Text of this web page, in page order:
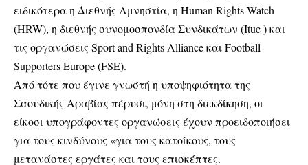
ειδικότερα η Διεθνής Αμνηστία, η Human Rights Watch
(HRW), η διεθνής συνομοσπονδία Συνδικάτων (Ituc ) και
τις οργανώσεις Sport and Rights Alliance και Football
Supporters Europe (FSE).
Από τότε που έγινε γνωστή η υποψηφιότητα της
Σαουδικής Αραβίας πέρυσι, μόνη στη διεκδίκηση, οι
είκοσι υπογράφοντες οργανώσεις έχουν προειδοποιήσει
για τους κινδύνους «για τους κατοίκους, τους
μετανάστες εργάτες και τους επισκέπτες.